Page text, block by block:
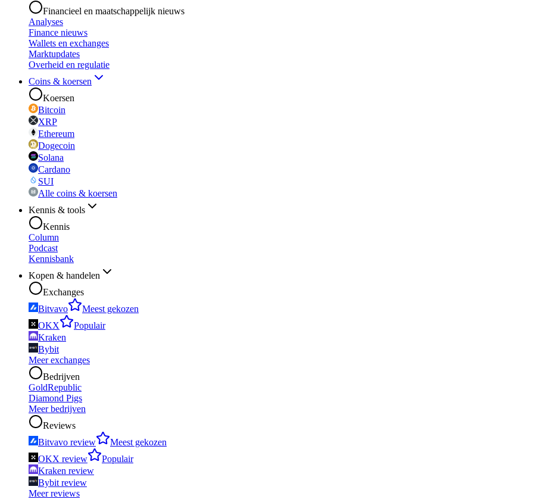
Financieel en maatschappelijk nieuws
Analyses
Finance nieuws
Wallets en exchanges
Marktupdates
Overheid en regulatie
Coins & koersen
Koersen
Bitcoin
XRP
Ethereum
Dogecoin
Solana
Cardano
SUI
Alle coins & koersen
Kennis & tools
Kennis
Column
Podcast
Kennisbank
Kopen & handelen
Exchanges
Bitvavo
Meest gekozen
OKX
Populair
Kraken
Bybit
Meer exchanges
Bedrijven
GoldRepublic
Diamond Pigs
Meer bedrijven
Reviews
Bitvavo review
Meest gekozen
OKX review
Populair
Kraken review
Bybit review
Meer reviews